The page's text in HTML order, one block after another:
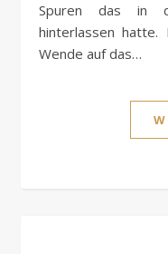
Spuren das in
hinterlassen
Wende auf das…